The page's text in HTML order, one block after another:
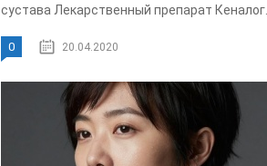
сустава Лекарственный препарат Кеналог...
0 20.04.2020